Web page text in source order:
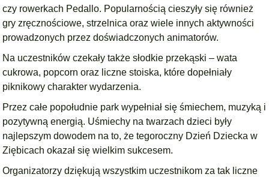
czy rowerkach Pedallo. Popularnością cieszyły się również
gry zręcznościowe, strzelnica oraz wiele innych aktywności
prowadzonych przez doświadczonych animatorów.
Na uczestników czekały także słodkie przekąski – wata
cukrowa, popcorn oraz liczne stoiska, które dopełniały
piknikowy charakter wydarzenia.
Przez całe popołudnie park wypełniał się śmiechem, muzyką i
pozytywną energią. Uśmiechy na twarzach dzieci były
najlepszym dowodem na to, że tegoroczny Dzień Dziecka w
Ziębicach okazał się wielkim sukcesem.
Organizatorzy dziękują wszystkim uczestnikom za tak liczne